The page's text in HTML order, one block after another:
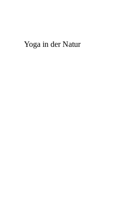
Yoga in der Natur